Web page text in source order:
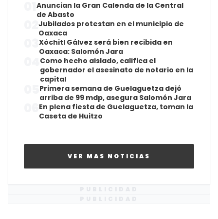
Anuncian la Gran Calenda de la Central
de Abasto
Jubilados protestan en el municipio de
Oaxaca
Xóchitl Gálvez será bien recibida en
Oaxaca: Salomón Jara
Como hecho aislado, califica el
gobernador el asesinato de notario en la
capital
Primera semana de Guelaguetza dejó
arriba de 99 mdp, asegura Salomón Jara
En plena fiesta de Guelaguetza, toman la
Caseta de Huitzo
VER MAS NOTICIAS